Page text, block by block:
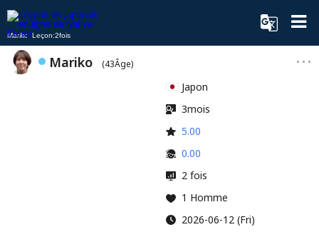
Mariko Leçon:2fois
Mariko (43Âge)
Japon
3mois
5.00
0.00
2 fois
1 Homme
2026-06-12 (Fri)